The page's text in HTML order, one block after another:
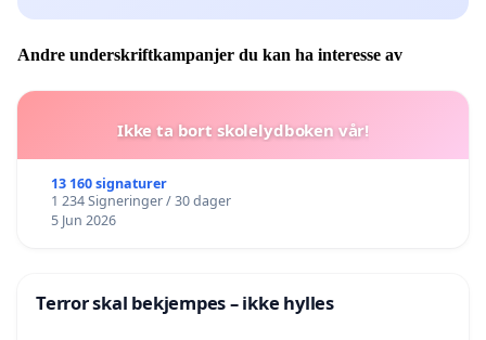
Andre underskriftkampanjer du kan ha interesse av
Ikke ta bort skolelydboken vår!
13 160 signaturer
1 234 Signeringer / 30 dager
5 Jun 2026
Terror skal bekjempes – ikke hylles